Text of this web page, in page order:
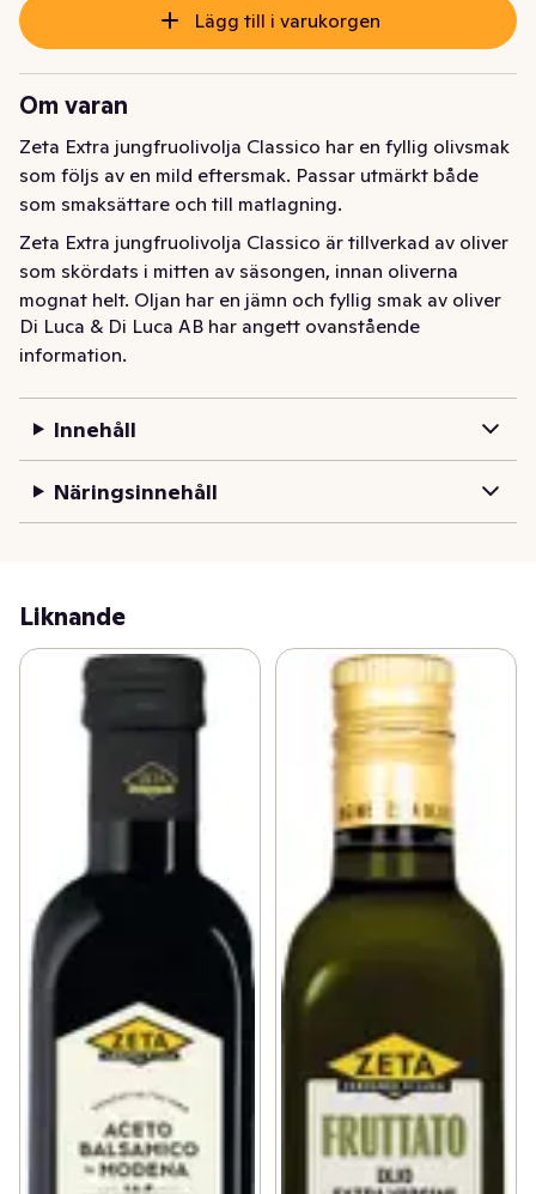
Lägg till i varukorgen
Om varan
Zeta Extra jungfruolivolja Classico har en fyllig olivsmak
som följs av en mild eftersmak. Passar utmärkt både
som smaksättare och till matlagning.
Zeta Extra jungfruolivolja Classico är tillverkad av oliver
som skördats i mitten av säsongen, innan oliverna
mognat helt. Oljan har en jämn och fyllig smak av oliver
som följs av balanserad beska och toner av torkade
örter och hö. Användningsområdet är mycket brett och
av kyckling, fisk och kött eller att ringla över rotfrukter
Di Luca & Di Luca AB har angett ovanstående
information.
Innehåll
Näringsinnehåll
Liknande